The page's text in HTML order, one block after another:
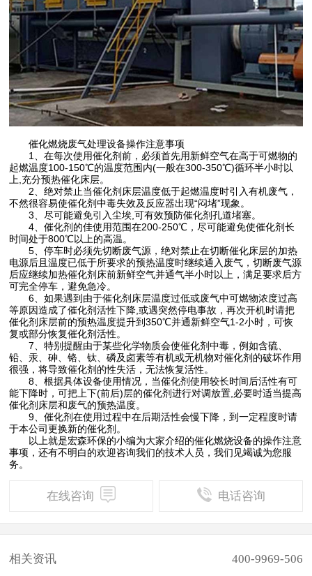
催化燃烧废气处理设备操作注意事项
1、在每次使用催化剂前，必须首先用新鲜空气在高于可燃物的
起燃温度100-150℃的温度范围内(一般在300-350℃)循环半小时以
上,充分预热催化床层。
2、绝对禁止当催化剂床层温度低于起燃温度时引入有机废气，
不然很容易使催化剂中毒失效及反应器出现“闷堵”现象。
3、尽可能避免引入尘埃,可有效预防催化剂孔道堵塞。
4、催化剂的佳使用范围在200-250℃，尽可能避免使催化剂长
时间处于800℃以上的高温。
5、停车时必须先切断废气源，绝对禁止在切断催化床层的加热
电源后且温度已低于所要求的预热温度时继续通入废气，切断废气源
后应继续加热催化剂床前新鲜空气并通气半小时以上，满足要求后方
可完全停车，避免急冷。
6、如果遇到由于催化剂床层温度过低或废气中可燃物浓度过高
等原因造成了催化剂活性下降,或遇突然停电事故，再次开机时请把
催化剂床层前的预热温度提升到350℃并通新鲜空气1-2小时，可恢
复或部分恢复催化剂活性。
7、特别提醒由于某些化学物质会使催化剂中毒，例如含硫、
铅、汞、砷、铬、钛、磷及卤素等有机或无机物对催化剂的破坏作用
很强，将导致催化剂的性失活，无法恢复活性。
8、根据具体设备使用情况，当催化剂使用较长时间后活性有可
能下降时，可把上下(前后)层的催化剂进行对调放置,必要时适当提高
催化剂床层和废气的预热温度。
9、催化剂在使用过程中在后期活性会慢下降，到一定程度时请
于本公司更换新的催化剂。
以上就是宏森环保的小编为大家介绍的催化燃烧设备的操作注意
事项，还有不明白的欢迎咨询我们的技术人员，我们见竭诚为您服
务。
在线咨询 电话咨询
相关资讯 400-9969-506